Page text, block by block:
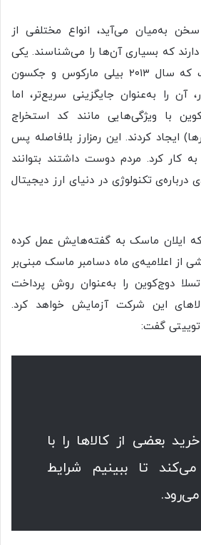
به‌میان می‌آید، انواع مختلفی از
که بسیاری آن‌ها را می‌شناسند. یکی
از آن‌ها دوج‌کوین است که سال ۲۰۱۳ بیلی مارکوس و جکسون
آن را به‌عنوان جایگزینی سریع‌تر، اما
با ویژگی‌هایی مانند کد استخراج
ایجاد کردند. این رمزارز بلافاصله پس
به کار کرد. مردم دوست داشتند بتوانند
تکنولوژی در دنیای ارز دیجیتال
ایلان ماسک به گفته‌هایش عمل کرده
از اعلامیه‌ی ماه دسامبر ماسک مبنی‌بر
دوج‌کوین را به‌عنوان روش پرداخت
این شرکت آزمایش خواهد کرد.
گفت:
بعضی از کالاها را با
تا ببینیم شرایط